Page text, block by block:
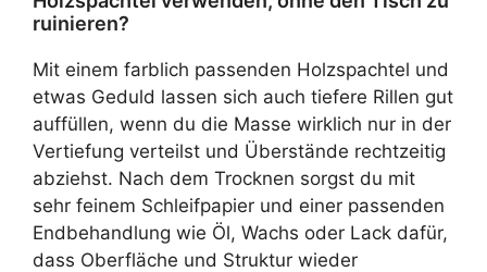
ruinieren?
Mit einem farblich passenden Holzspachtel und
etwas Geduld lassen sich auch tiefere Rillen gut
auffüllen, wenn du die Masse wirklich nur in der
Vertiefung verteilst und Überstände rechtzeitig
abziehst. Nach dem Trocknen sorgst du mit
sehr feinem Schleifpapier und einer passenden
Endbehandlung wie Öl, Wachs oder Lack dafür,
dass Oberfläche und Struktur wieder